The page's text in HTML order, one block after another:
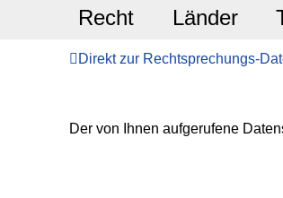
Recht Länder
Direkt zur Rechtsprechungs-
Der von Ihnen aufgerufene